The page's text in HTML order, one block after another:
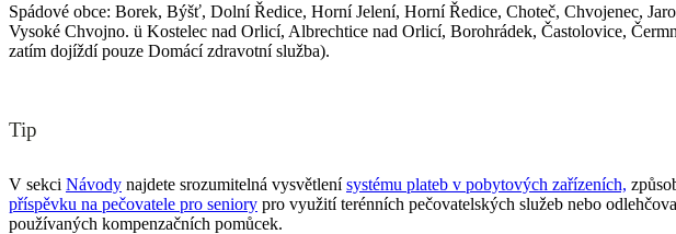
Spádové obce: Borek, Býšť, Dolní Ředice, Horní Jelení, Horní Ředice, Choteč, Chvojenec,
Vysoké Chvojno. ü Kostelec nad Orlicí, Albrechtice nad Orlicí, Borohrádek, Častolovice,
zatím dojíždí pouze Domácí zdravotní služba).
Tip
V sekci Návody najdete srozumitelná vysvětlenísystému plateb v pobytových zařízeních,
příspěvku na pečovatele pro seniory pro využití terénních pečovatelských služeb nebo
používaných kompenzačních pomůcek.